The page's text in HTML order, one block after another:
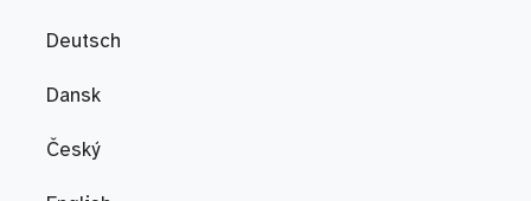
Deutsch
Dansk
Český